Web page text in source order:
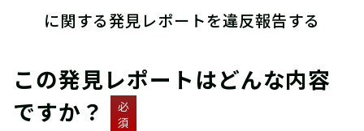
に関する発見レポートを違反報告する
この発見レポートはどんな内容
ですか？
必
須